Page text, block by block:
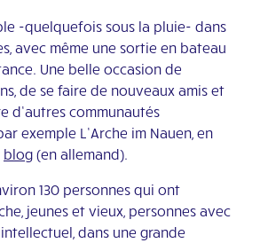
-quelquefois sous la pluie- dans
avec même une sortie en bateau
Une belle occasion de
de se faire de nouveaux amis et
d’autres communautés
exemple L’Arche im Nauen, en
blog (en allemand).
130 personnes qui ont
jeunes et vieux, personnes avec
dans une grande